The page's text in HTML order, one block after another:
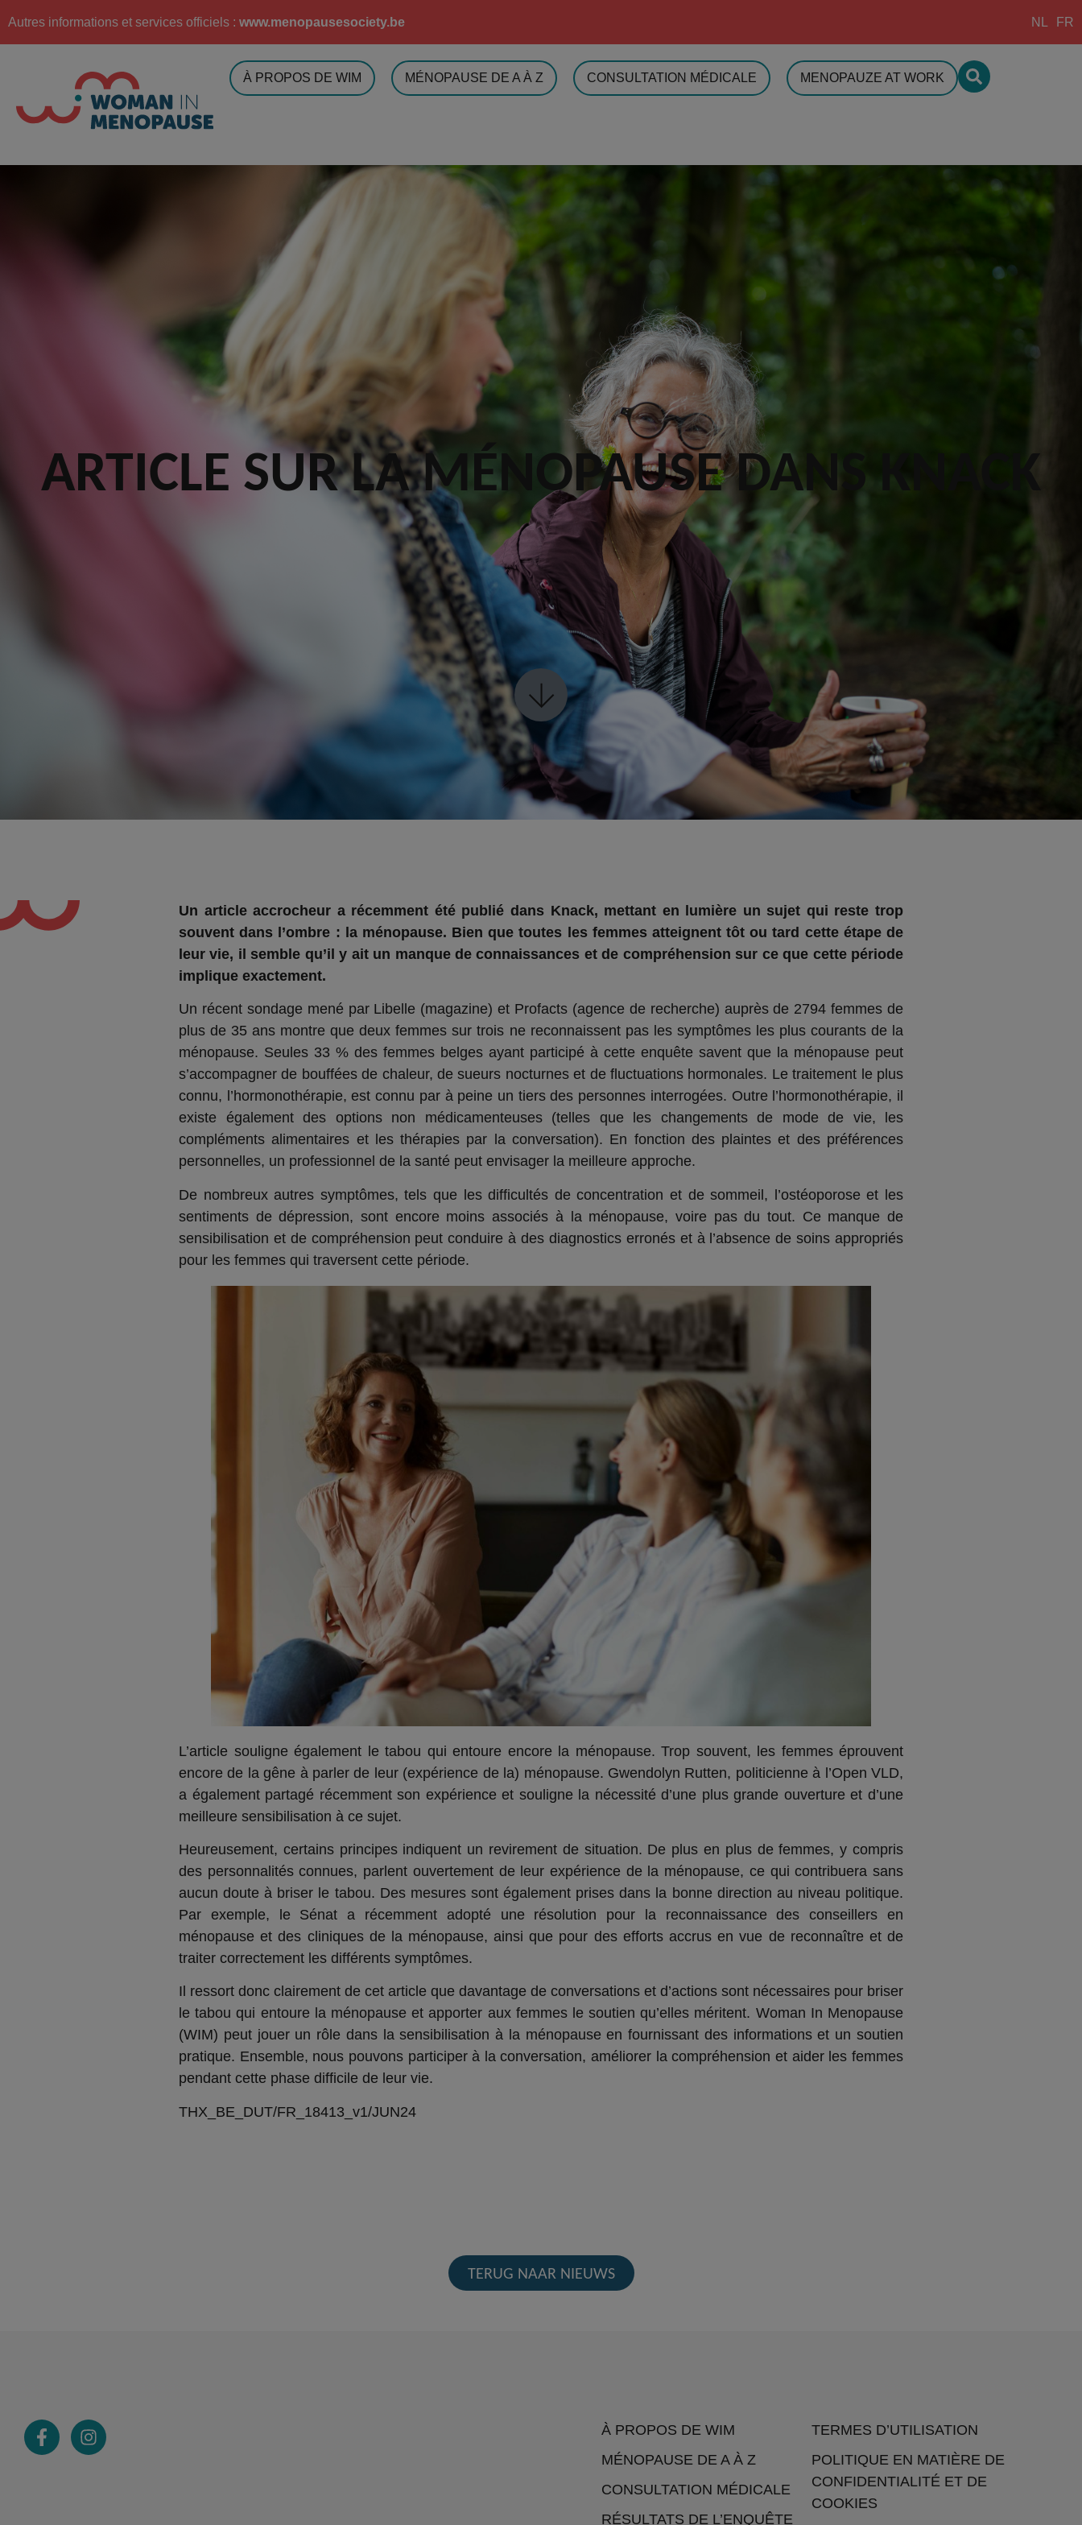
Autres informations et services officiels : www.menopausesociety.be NL FR
À PROPOS DE WIM MÉNOPAUSE DE A À Z CONSULTATION MÉDICALE MENOPAUZE AT WORK
ARTICLE SUR LA MÉNOPAUSE DANS KNACK
Un article accrocheur a récemment été publié dans Knack, mettant en lumière un sujet qui reste trop
souvent dans l’ombre : la ménopause. Bien que toutes les femmes atteignent tôt ou tard cette étape de
leur vie, il semble qu’il y ait un manque de connaissances et de compréhension sur ce que cette période
implique exactement.
Un récent sondage mené par Libelle (magazine) et Profacts (agence de recherche) auprès de 2794 femmes de
plus de 35 ans montre que deux femmes sur trois ne reconnaissent pas les symptômes les plus courants de la
ménopause. Seules 33 % des femmes belges ayant participé à cette enquête savent que la ménopause peut
s’accompagner de bouffées de chaleur, de sueurs nocturnes et de fluctuations hormonales. Le traitement le plus
connu, l’hormonothérapie, est connu par à peine un tiers des personnes interrogées. Outre l’hormonothérapie, il
existe également des options non médicamenteuses (telles que les changements de mode de vie, les
compléments alimentaires et les thérapies par la conversation). En fonction des plaintes et des préférences
personnelles, un professionnel de la santé peut envisager la meilleure approche.
De nombreux autres symptômes, tels que les difficultés de concentration et de sommeil, l’ostéoporose et les
sentiments de dépression, sont encore moins associés à la ménopause, voire pas du tout. Ce manque de
sensibilisation et de compréhension peut conduire à des diagnostics erronés et à l’absence de soins appropriés
pour les femmes qui traversent cette période.
L’article souligne également le tabou qui entoure encore la ménopause. Trop souvent, les femmes éprouvent
encore de la gêne à parler de leur (expérience de la) ménopause. Gwendolyn Rutten, politicienne à l’Open VLD,
a également partagé récemment son expérience et souligne la nécessité d’une plus grande ouverture et d’une
meilleure sensibilisation à ce sujet.
Heureusement, certains principes indiquent un revirement de situation. De plus en plus de femmes, y compris
des personnalités connues, parlent ouvertement de leur expérience de la ménopause, ce qui contribuera sans
aucun doute à briser le tabou. Des mesures sont également prises dans la bonne direction au niveau politique.
Par exemple, le Sénat a récemment adopté une résolution pour la reconnaissance des conseillers en
ménopause et des cliniques de la ménopause, ainsi que pour des efforts accrus en vue de reconnaître et de
traiter correctement les différents symptômes.
Il ressort donc clairement de cet article que davantage de conversations et d’actions sont nécessaires pour briser
le tabou qui entoure la ménopause et apporter aux femmes le soutien qu’elles méritent. Woman In Menopause
(WIM) peut jouer un rôle dans la sensibilisation à la ménopause en fournissant des informations et un soutien
pratique. Ensemble, nous pouvons participer à la conversation, améliorer la compréhension et aider les femmes
pendant cette phase difficile de leur vie.
THX_BE_DUT/FR_18413_v1/JUN24
TERUG NAAR NIEUWS
À PROPOS DE WIM
MÉNOPAUSE DE A À Z
CONSULTATION MÉDICALE
RÉSULTATS DE L’ENQUÊTE
TERMES D’UTILISATION
POLITIQUE EN MATIÈRE DE
CONFIDENTIALITÉ ET DE
COOKIES